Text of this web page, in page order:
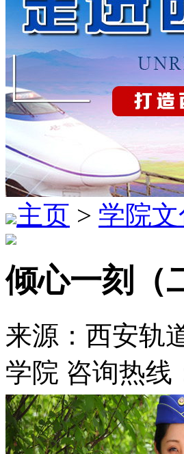
主页 > 学院
倾心一刻（
来源：西安轨
学院 咨询热